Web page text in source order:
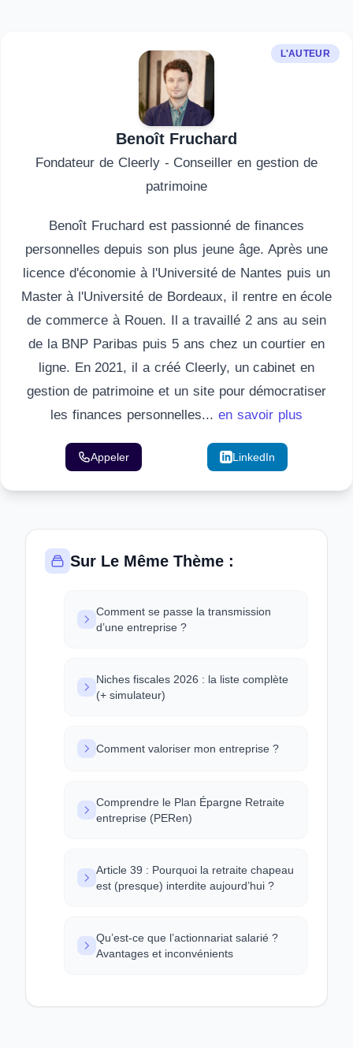
L'AUTEUR
Benoît Fruchard
Fondateur de Cleerly - Conseiller en gestion de
patrimoine
Benoît Fruchard est passionné de finances
personnelles depuis son plus jeune âge. Après une
licence d'économie à l'Université de Nantes puis un
Master à l'Université de Bordeaux, il rentre en école
de commerce à Rouen. Il a travaillé 2 ans au sein
de la BNP Paribas puis 5 ans chez un courtier en
ligne. En 2021, il a créé Cleerly, un cabinet en
gestion de patrimoine et un site pour démocratiser
les finances personnelles... en savoir plus
Appeler LinkedIn
Sur Le Même Thème :
Comment se passe la transmission
d’une entreprise ?
Niches fiscales 2026 : la liste complète
(+ simulateur)
Comment valoriser mon entreprise ?
Comprendre le Plan Épargne Retraite
entreprise (PERen)
Article 39 : Pourquoi la retraite chapeau
est (presque) interdite aujourd’hui ?
Qu’est-ce que l’actionnariat salarié ?
Avantages et inconvénients